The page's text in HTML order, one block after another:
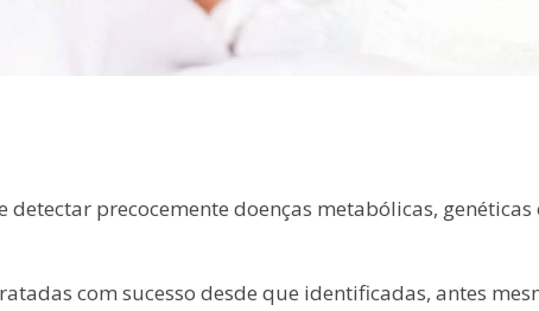
precocemente doenças metabólicas,
com sucesso desde que identificadas, antes